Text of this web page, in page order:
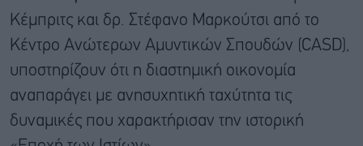
Κέμπριτς και δρ. Στέφανο Μαρκούτσι από το
Κέντρο Ανώτερων Αμυντικών Σπουδών (CASD),
υποστηρίζουν ότι η διαστημική οικονομία
αναπαράγει με ανησυχητική ταχύτητα τις
δυναμικές που χαρακτήρισαν την ιστορική